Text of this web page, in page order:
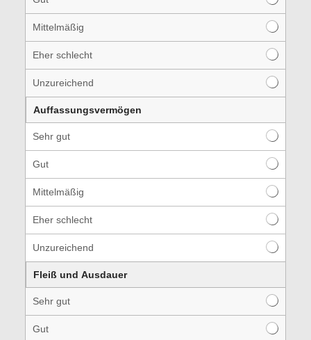
Mittelmäßig
Eher schlecht
Unzureichend
Auffassungsvermögen
Sehr gut
Gut
Mittelmäßig
Eher schlecht
Unzureichend
Fleiß und Ausdauer
Sehr gut
Gut